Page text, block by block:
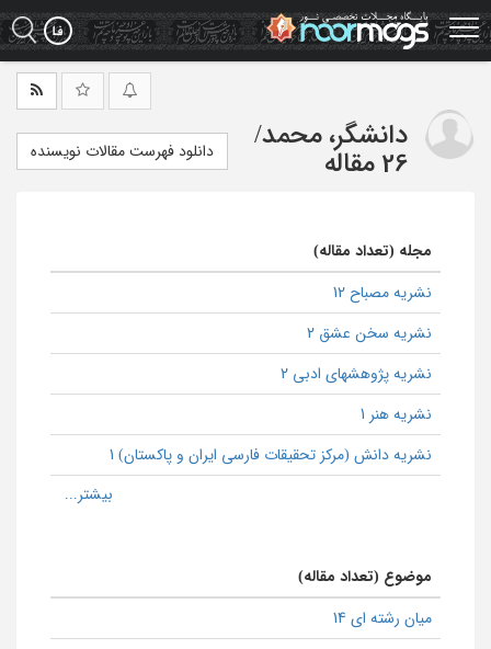
Skip
to
main
دانشگر، محمد/
26 مقاله
دانلود فهرست مقالات نویسنده
مجله (تعداد مقاله)
نشریه مصباح 12
نشریه سخن عشق 2
نشریه پژوهشهای ادبی 2
نشریه هنر 1
نشریه دانش (مرکز تحقیقات فارسی ایران و پاکستان) 1
موضوع (تعداد مقاله)
میان رشته ای 14